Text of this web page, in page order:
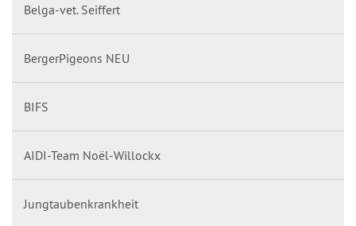
Belga-vet. Seiffert
BergerPigeons NEU
BIFS
AIDI-Team Noël-Willockx
Jungtaubenkrankheit